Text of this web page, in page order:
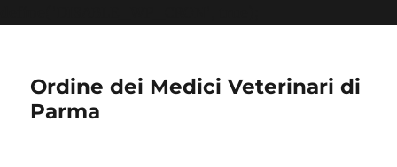
Ordine dei Medici Veterinari di
Parma